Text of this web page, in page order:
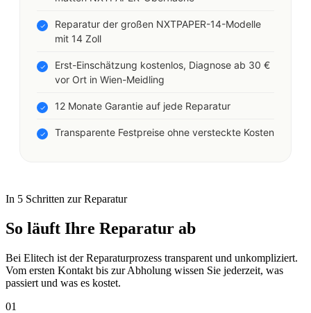
Reparatur der großen NXTPAPER-14-Modelle
mit 14 Zoll
Erst-Einschätzung kostenlos, Diagnose ab 30 €
vor Ort in Wien-Meidling
12 Monate Garantie auf jede Reparatur
Transparente Festpreise ohne versteckte Kosten
In 5 Schritten zur Reparatur
So läuft Ihre Reparatur ab
Bei Elitech ist der Reparaturprozess transparent und unkompliziert.
Vom ersten Kontakt bis zur Abholung wissen Sie jederzeit, was
passiert und was es kostet.
01